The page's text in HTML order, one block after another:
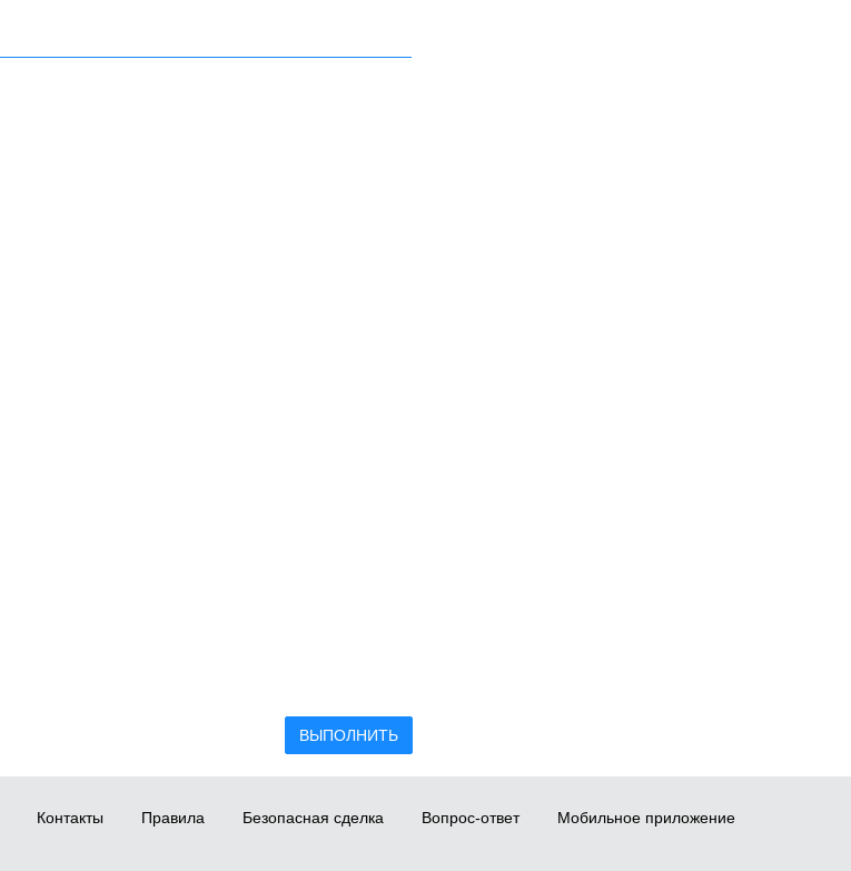
ВЫПОЛНИТЬ
Контакты Правила Безопасная сделка Вопрос-ответ Мобильное приложение